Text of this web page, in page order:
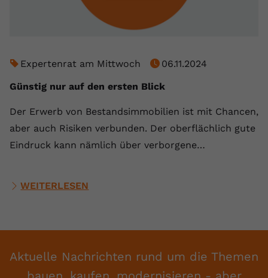
Expertenrat am Mittwoch
06.11.2024
Günstig nur auf den ersten Blick
Der Erwerb von Bestandsimmobilien ist mit Chancen,
aber auch Risiken verbunden. Der oberflächlich gute
Eindruck kann nämlich über verborgene…
WEITERLESEN
Aktuelle Nachrichten rund um die Themen